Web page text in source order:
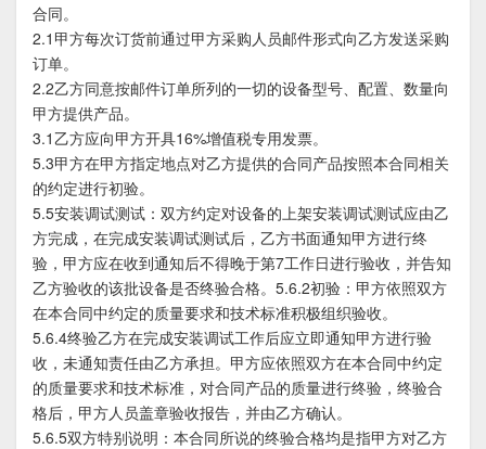
合同。
2.1甲方每次订货前通过甲方采购人员邮件形式向乙方发送采购
订单。
2.2乙方同意按邮件订单所列的一切的设备型号、配置、数量向
甲方提供产品。
3.1乙方应向甲方开具16%增值税专用发票。
5.3甲方在甲方指定地点对乙方提供的合同产品按照本合同相关
的约定进行初验。
5.5安装调试测试：双方约定对设备的上架安装调试测试应由乙
方完成，在完成安装调试测试后，乙方书面通知甲方进行终
验，甲方应在收到通知后不得晚于第7工作日进行验收，并告知
乙方验收的该批设备是否终验合格。5.6.2初验：甲方依照双方
在本合同中约定的质量要求和技术标准积极组织验收。
5.6.4终验乙方在完成安装调试工作后应立即通知甲方进行验
收，未通知责任由乙方承担。甲方应依照双方在本合同中约定
的质量要求和技术标准，对合同产品的质量进行终验，终验合
格后，甲方人员盖章验收报告，并由乙方确认。
5.6.5双方特别说明：本合同所说的终验合格均是指甲方对乙方